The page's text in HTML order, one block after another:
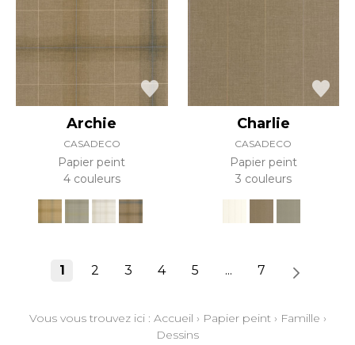
Archie
CASADECO
Papier peint
4 couleurs
Charlie
CASADECO
Papier peint
3 couleurs
1 2 3 4 5 ... 7
Vous vous trouvez ici : Accueil › Papier peint› Famille ›
Dessins